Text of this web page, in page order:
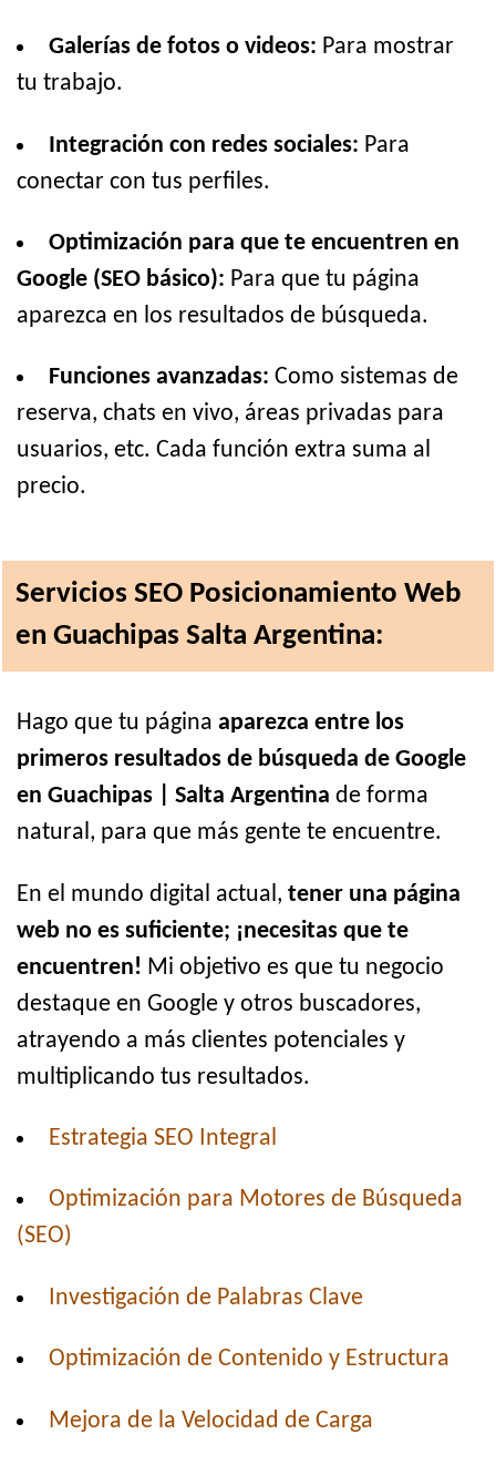
Galerías de fotos o videos: Para mostrar
tu trabajo.
Integración con redes sociales: Para
conectar con tus perfiles.
Optimización para que te encuentren en
Google (SEO básico): Para que tu página
aparezca en los resultados de búsqueda.
Funciones avanzadas: Como sistemas de
reserva, chats en vivo, áreas privadas para
usuarios, etc. Cada función extra suma al
precio.
Servicios SEO Posicionamiento Web
en Guachipas Salta Argentina:
Hago que tu página aparezca entre los
primeros resultados de búsqueda de Google
en Guachipas | Salta Argentina de forma
natural, para que más gente te encuentre.
En el mundo digital actual, tener una página
web no es suficiente; ¡necesitas que te
encuentren! Mi objetivo es que tu negocio
destaque en Google y otros buscadores,
atrayendo a más clientes potenciales y
multiplicando tus resultados.
Estrategia SEO Integral
Optimización para Motores de Búsqueda
(SEO)
Investigación de Palabras Clave
Optimización de Contenido y Estructura
Mejora de la Velocidad de Carga